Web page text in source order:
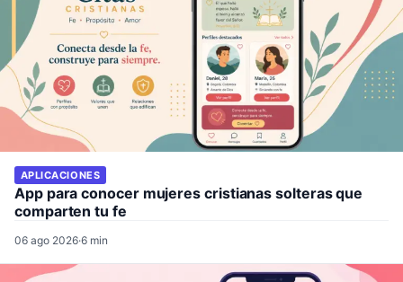
APLICACIONES
App para conocer mujeres cristianas solteras que
comparten tu fe
06 ago 2026·6 min